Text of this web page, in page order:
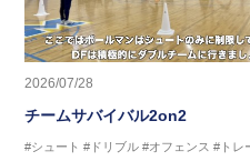
2026/07/28
チームサバイバル2on2
#シュート #ドリブル #オフェンス #トレ